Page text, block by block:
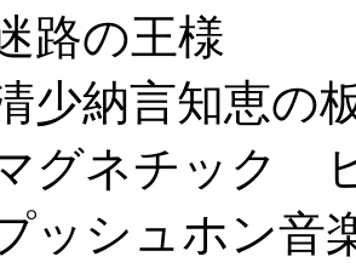
路の王様
少納言知恵の
グネチック
ッシュホン音